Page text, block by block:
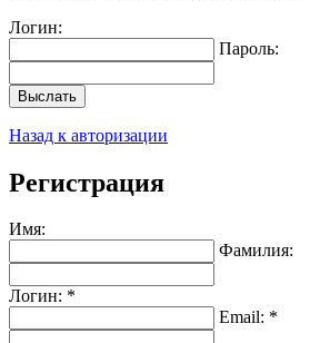
Логин:
Пароль:
Выслать
Назад к авторизации
Регистрация
Имя:
Фамилия:
Логин: *
Email: *